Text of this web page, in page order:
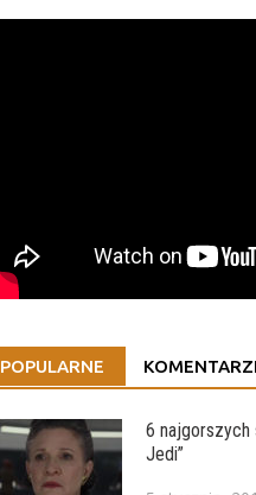
POPULARNE
6 najgorszych
Jedi”